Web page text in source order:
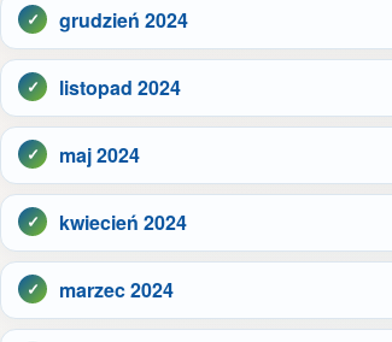
grudzień 2024
listopad 2024
maj 2024
kwiecień 2024
marzec 2024